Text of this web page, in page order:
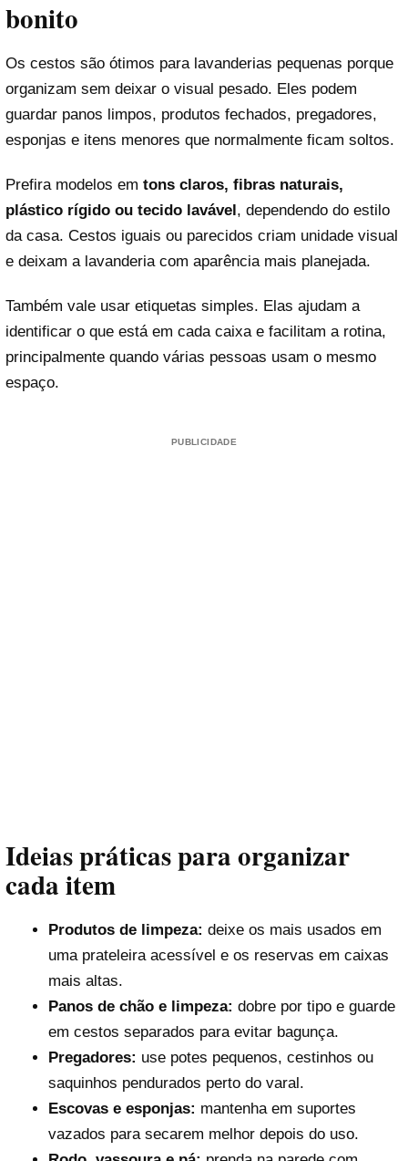
bonito
Os cestos são ótimos para lavanderias pequenas porque
organizam sem deixar o visual pesado. Eles podem
guardar panos limpos, produtos fechados, pregadores,
esponjas e itens menores que normalmente ficam soltos.
Prefira modelos em tons claros, fibras naturais,
plástico rígido ou tecido lavável, dependendo do estilo
da casa. Cestos iguais ou parecidos criam unidade visual
e deixam a lavanderia com aparência mais planejada.
Também vale usar etiquetas simples. Elas ajudam a
identificar o que está em cada caixa e facilitam a rotina,
principalmente quando várias pessoas usam o mesmo
espaço.
PUBLICIDADE
Ideias práticas para organizar
cada item
Produtos de limpeza: deixe os mais usados em
uma prateleira acessível e os reservas em caixas
mais altas.
Panos de chão e limpeza: dobre por tipo e guarde
em cestos separados para evitar bagunça.
Pregadores: use potes pequenos, cestinhos ou
saquinhos pendurados perto do varal.
Escovas e esponjas: mantenha em suportes
vazados para secarem melhor depois do uso.